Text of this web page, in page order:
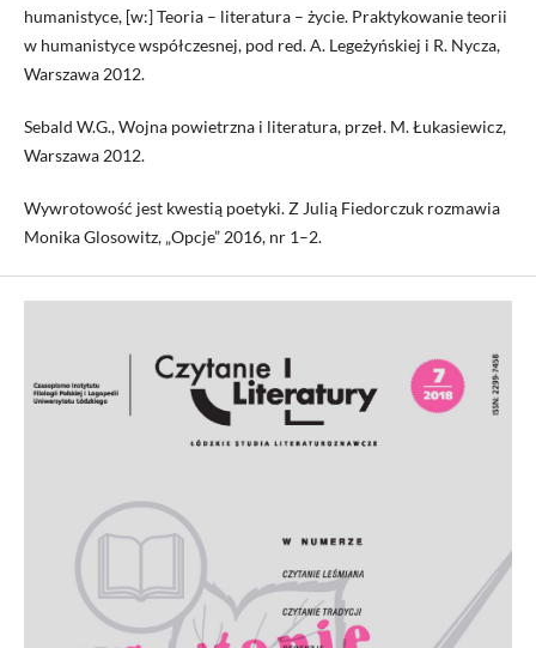
humanistyce, [w:] Teoria – literatura – życie. Praktykowanie teorii
w humanistyce współczesnej, pod red. A. Legeżyńskiej i R. Nycza,
Warszawa 2012.
Sebald W.G., Wojna powietrzna i literatura, przeł. M. Łukasiewicz,
Warszawa 2012.
Wywrotowość jest kwestią poetyki. Z Julią Fiedorczuk rozmawia
Monika Glosowitz, „Opcje” 2016, nr 1–2.